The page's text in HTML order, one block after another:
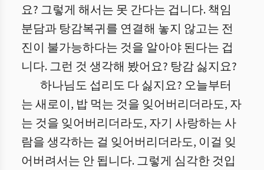
요? 그렇게 해서는 못 간다는 겁니다. 책임
분담과 탕감복귀를 연결해 놓지 않고는 전
진이 불가능하다는 것을 알아야 된다는 겁
니다.그런 것 생각해 봤어요? 탕감 싫지요?
하나님도 섭리도 다 싫지요? 오늘부터
는 새로이, 밥 먹는 것을 잊어버리더라도, 자
는 것을 잊어버리더라도, 자기 사랑하는 사
람을 생각하는 걸 잊어버리더라도, 이걸 잊
어버려서는 안 됩니다. 그렇게 심각한 것입